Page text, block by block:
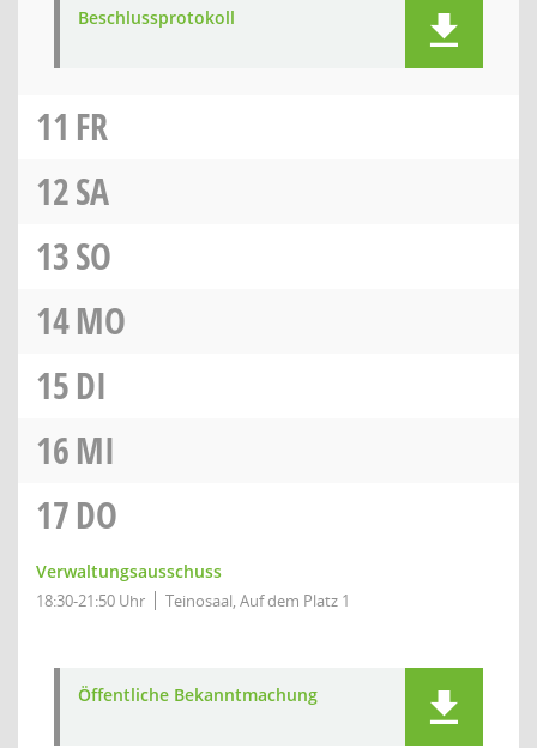
Beschlussprotokoll
11 FR
12SA
13SO
14MO
15DI
16MI
17DO
Verwaltungsausschuss
18:30-21:50 Uhr Teinosaal, Auf dem Platz 1
Öffentliche Bekanntmachung